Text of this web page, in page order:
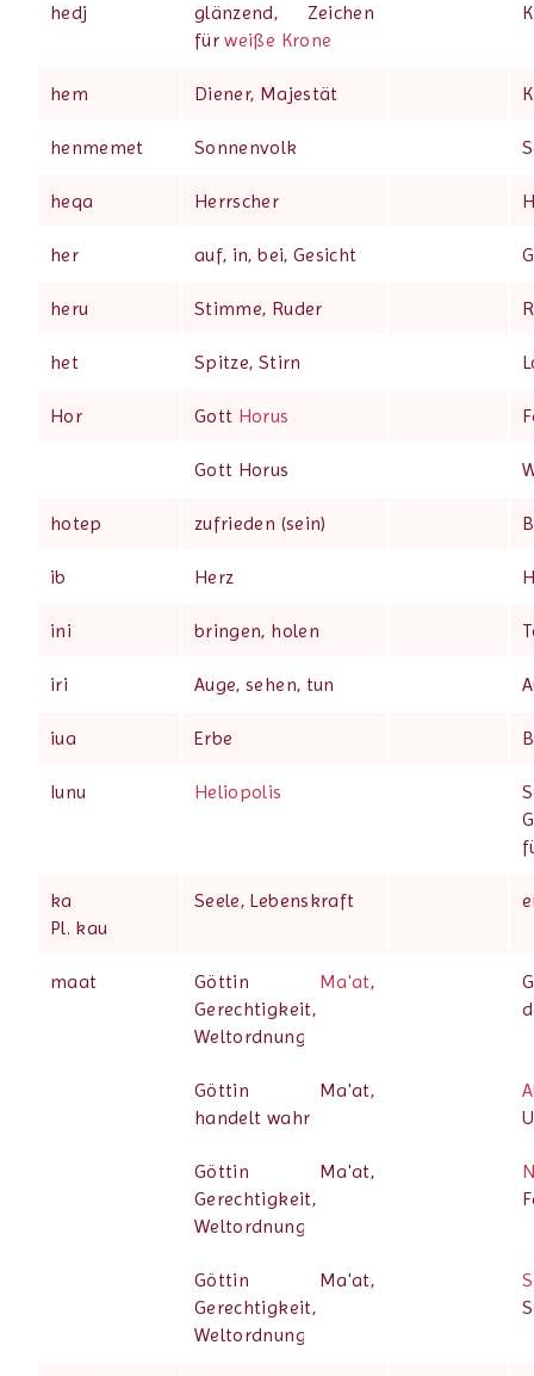
hedj
glänzend, Zeichen
fürweiße Krone
hem Diener, Majestät
henmemet Sonnenvolk
heqa Herrscher
her auf, in, bei, Gesicht
heru Stimme, Ruder
het Spitze, Stirn
Hor Gott Horus
Gott Horus
hotep zufrieden (sein)
ib Herz
ini bringen, holen
iri Auge, sehen, tun
iua Erbe
Iunu Heliopolis
ka
Pl. kau
Seele, Lebenskraft
maat Göttin Ma'at,
Gerechtigkeit,
Weltordnung
Göttin Ma'at,
handelt wahr
Göttin Ma'at,
Gerechtigkeit,
Weltordnung
Göttin Ma'at,
Gerechtigkeit,
Weltordnung